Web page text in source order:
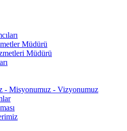
Müdürü
Müdürü
- Misyonumuz - Vizyonumuz